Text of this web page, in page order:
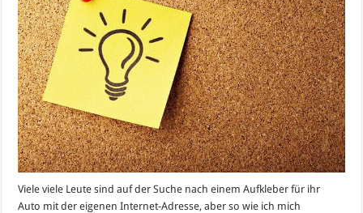
Viele viele Leute sind auf der Suche nach einem Aufkleber für ihr
Auto mit der eigenen Internet-Adresse, aber so wie ich mich